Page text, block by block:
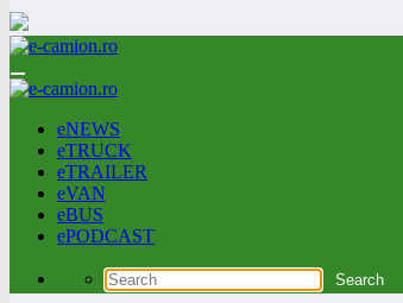
eNEWS
eTRUCK
eTRAILER
eVAN
eBUS
ePODCAST